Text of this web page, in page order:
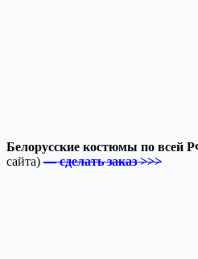
Белорусские костюмы по всей
сайта)— сделать заказ >>>